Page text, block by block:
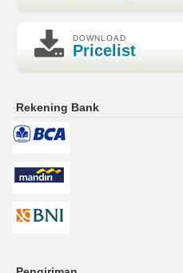
DOWNLOAD
Pricelist
Rekening Bank